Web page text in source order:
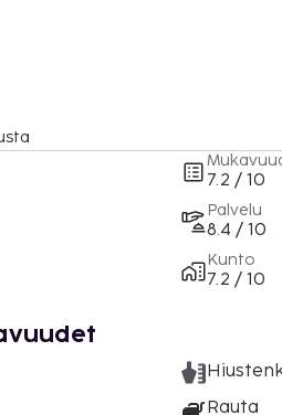
7.2 / 10
Palvelu
8.4 / 10
Kunto
7.2 / 10
Rauta